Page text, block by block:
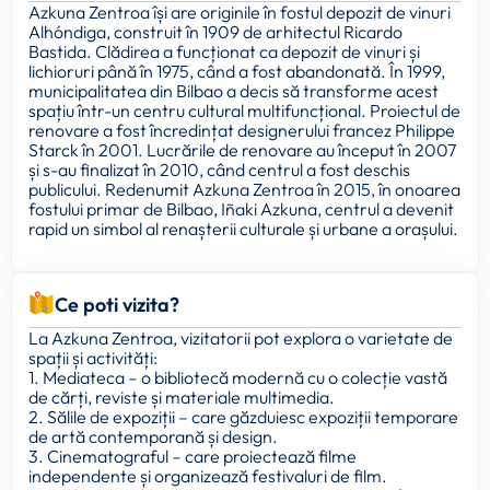
Azkuna Zentroa își are originile în fostul depozit de vinuri
Alhóndiga, construit în 1909 de arhitectul Ricardo
Bastida. Clădirea a funcționat ca depozit de vinuri și
lichioruri până în 1975, când a fost abandonată. În 1999,
municipalitatea din Bilbao a decis să transforme acest
spațiu într-un centru cultural multifuncțional. Proiectul de
renovare a fost încredințat designerului francez Philippe
Starck în 2001. Lucrările de renovare au început în 2007
și s-au finalizat în 2010, când centrul a fost deschis
publicului. Redenumit Azkuna Zentroa în 2015, în onoarea
fostului primar de Bilbao, Iñaki Azkuna, centrul a devenit
rapid un simbol al renașterii culturale și urbane a orașului.
Ce poti vizita?
La Azkuna Zentroa, vizitatorii pot explora o varietate de
spații și activități:
1. Mediateca – o bibliotecă modernă cu o colecție vastă
de cărți, reviste și materiale multimedia.
2. Sălile de expoziții – care găzduiesc expoziții temporare
de artă contemporană și design.
3. Cinematograful – care proiectează filme
independente și organizează festivaluri de film.